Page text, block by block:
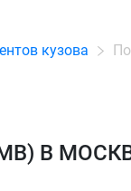
кузова
В